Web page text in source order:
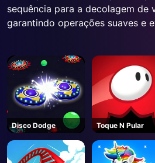
sequência para a decolagem de
garantindo operações suaves e
Disco Dodge Toque N Pular